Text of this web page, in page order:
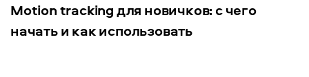
Motion tracking для новичков: с чего
начать и как использовать